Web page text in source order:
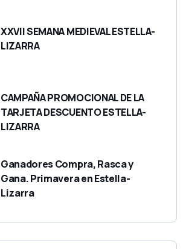
XXVII SEMANA MEDIEVAL ESTELLA-
LIZARRA
CAMPAÑA PROMOCIONAL DE LA
TARJETA DESCUENTO ESTELLA-
LIZARRA
Ganadores Compra, Rasca y
Gana. Primavera en Estella-
Lizarra